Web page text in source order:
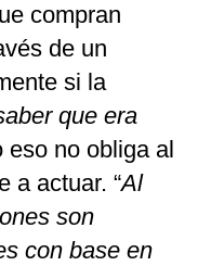
compran
de un
si la
que era
eso no obliga al
a actuar. “Al
son
con base en